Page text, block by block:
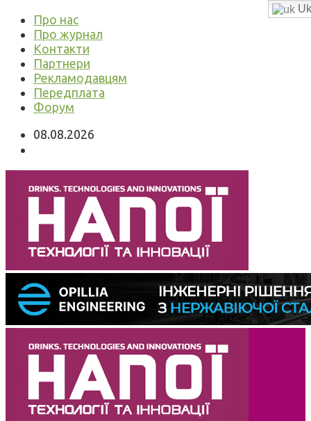
Про нас
Про журнал
Контакти
Партнери
Рекламодавцям
Передплата
Форум
08.08.2026